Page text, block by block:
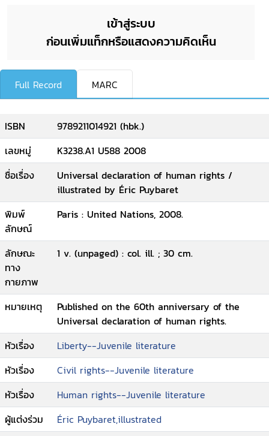
เข้าสู่ระบบ
ก่อนเพิ่มแท็กหรือแสดงความคิดเห็น
Full Record MARC
ISBN
9789211014921 (hbk.)
เลขหมู่
K3238.A1 U588 2008
ชื่อเรื่อง
Universal declaration of human rights /
illustrated by Éric Puybaret
พิมพ์
ลักษณ์
Paris : United Nations, 2008.
ลักษณะ
ทาง
กายภาพ
1 v. (unpaged) : col. ill. ; 30 cm.
หมายเหตุ
Published on the 60th anniversary of the
Universal declaration of human rights.
หัวเรื่อง
Liberty--Juvenile literature
หัวเรื่อง
Civil rights--Juvenile literature
หัวเรื่อง
Human rights--Juvenile literature
ผู้แต่งร่วม
Éric Puybaret,illustrated